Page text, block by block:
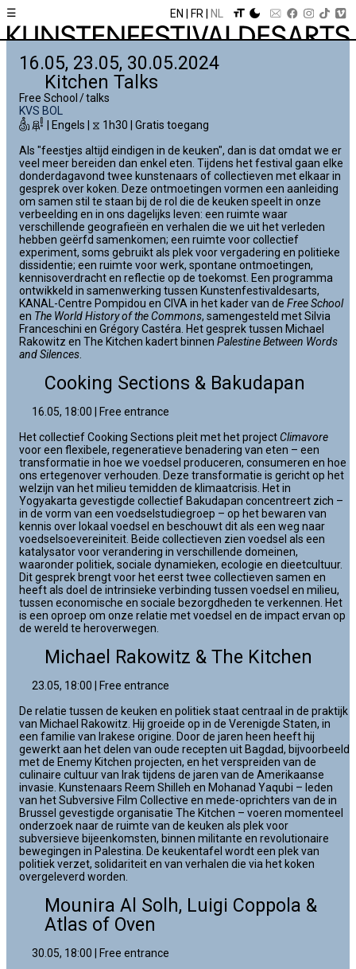
☰ EN FR NL
16.05, 23.05, 30.05.2024
Kitchen Talks
Free School / talks
KVS BOL
| Engels | ⧖ 1h30 | Gratis toegang
Als "feestjes altijd eindigen in de keuken", dan is dat omdat we er
veel meer bereiden dan enkel eten. Tijdens het festival gaan elke
donderdagavond twee kunstenaars of collectieven met elkaar in
gesprek over koken. Deze ontmoetingen vormen een aanleiding
om samen stil te staan bij de rol die de keuken speelt in onze
verbeelding en in ons dagelijks leven: een ruimte waar
verschillende geografieën en verhalen die we uit het verleden
hebben geërfd samenkomen; een ruimte voor collectief
experiment, soms gebruikt als plek voor vergadering en politieke
dissidentie; een ruimte voor werk, spontane ontmoetingen,
kennisoverdracht en reflectie op de toekomst. Een programma
ontwikkeld in samenwerking tussen Kunstenfestivaldesarts,
KANAL-Centre Pompidou en CIVA in het kader van de Free School
en The World History of the Commons, samengesteld met Silvia
Franceschini en Grégory Castéra. Het gesprek tussen Michael
Rakowitz en The Kitchen kadert binnen Palestine Between Words
and Silences
Cooking Sections & Bakudapan
16.05, 18:00 | Free entrance
Het collectief Cooking Sections pleit met het projectClimavore
voor een flexibele, regeneratieve benadering van eten – een
transformatie in hoe we voedsel produceren, consumeren en hoe
ons ertegenover verhouden. Deze transformatie is gericht op het
welzijn van het milieu temidden de klimaatcrisis. Het in
Yogyakarta gevestigde collectief Bakudapan concentreert zich –
in de vorm van een voedselstudiegroep – op het bewaren van
kennis over lokaal voedsel en beschouwt dit als een weg naar
voedselsoevereiniteit. Beide collectieven zien voedsel als een
katalysator voor verandering in verschillende domeinen,
waaronder politiek, sociale dynamieken, ecologie en dieetcultuur.
Dit gesprek brengt voor het eerst twee collectieven samen en
heeft als doel de intrinsieke verbinding tussen voedsel en milieu,
tussen economische en sociale bezorgdheden te verkennen. Het
is een oproep om onze relatie met voedsel en de impact ervan op
de wereld te heroverwegen.
Michael Rakowitz & The Kitchen
23.05, 18:00 | Free entrance
De relatie tussen de keuken en politiek staat centraal in de praktijk
van Michael Rakowitz. Hij groeide op in de Verenigde Staten, in
een familie van Irakese origine. Door de jaren heen heeft hij
gewerkt aan het delen van oude recepten uit Bagdad, bijvoorbeeld
met de Enemy Kitchen projecten, en het verspreiden van de
culinaire cultuur van Irak tijdens de jaren van de Amerikaanse
invasie. Kunstenaars Reem Shilleh en Mohanad Yaqubi – leden
van het Subversive Film Collective en mede-oprichters van de in
Brussel gevestigde organisatie The Kitchen – voeren momenteel
onderzoek naar de ruimte van de keuken als plek voor
subversieve bijeenkomsten, binnen militante en revolutionaire
bewegingen in Palestina. De keukentafel wordt een plek van
politiek verzet, solidariteit en van verhalen die via het koken
overgeleverd worden.
Mounira Al Solh, Luigi Coppola &
Atlas of Oven
30.05, 18:00 | Free entrance